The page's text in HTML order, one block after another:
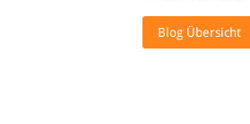
Blog Übersicht